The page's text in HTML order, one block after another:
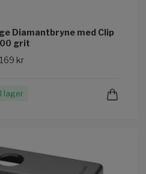
Diamantbryne med Clip
grit
169 kr
I lager